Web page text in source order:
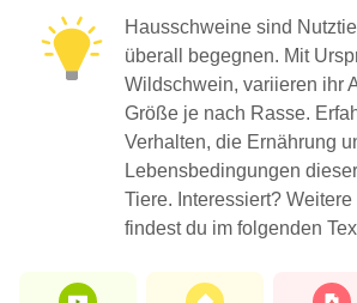
Hausschweine sind
überall begegnen. Mit
Wildschwein, variieren ihr
Größe je nach Rasse.
Verhalten, die Ernährung
Lebensbedingungen
Tiere. Interessiert?
findest du im folgenden